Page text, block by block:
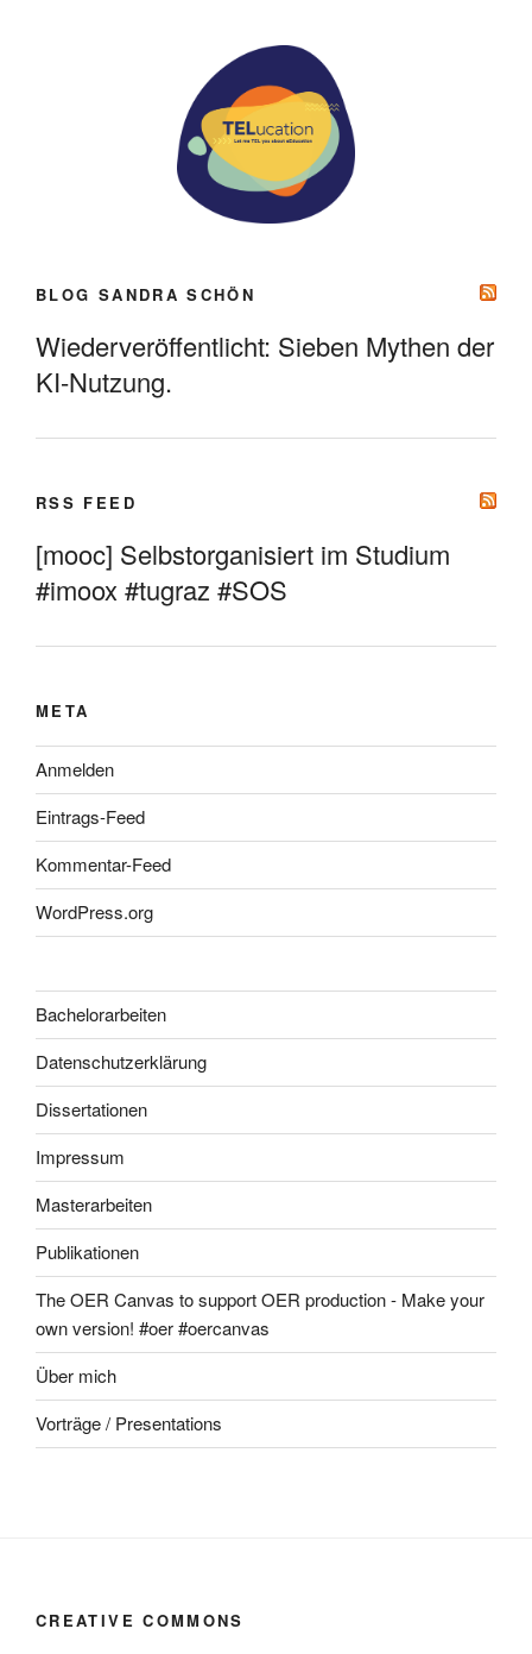
BLOG SANDRA SCHÖN
Wiederveröffentlicht: Sieben Mythen der
KI-Nutzung.
RSS FEED
[mooc] Selbstorganisiert im Studium
#imoox #tugraz #SOS
META
Anmelden
Eintrags-Feed
Kommentar-Feed
WordPress.org
Bachelorarbeiten
Datenschutzerklärung
Dissertationen
Impressum
Masterarbeiten
Publikationen
The OER Canvas to support OER production - Make your
own version! #oer #oercanvas
Über mich
Vorträge / Presentations
CREATIVE COMMONS